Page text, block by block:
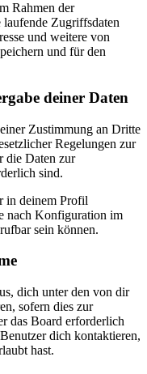
Rahmen der
laufende Zugriffsdaten
und weitere von
und für den
deiner Daten
Zustimmung an Dritte
Regelungen zur
die Daten zur
sind.
in deinem Profil
nach Konfiguration im
sein können.
dich unter den von dir
sofern dies zur
das Board erforderlich
dich kontaktieren,
hast.